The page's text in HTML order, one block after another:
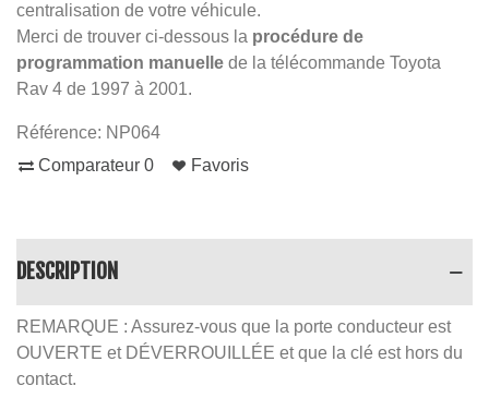
centralisation de votre véhicule.
Merci de trouver ci-dessous la procédure de
programmation manuelle de la télécommande Toyota
Rav 4 de 1997 à 2001.
Référence: NP064
Comparateur 0 Favoris
DESCRIPTION
REMARQUE : Assurez-vous que la porte conducteur est
OUVERTE et DÉVERROUILLÉE et que la clé est hors du
contact.